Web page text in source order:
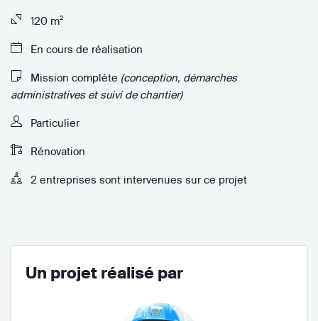
120 m²
En cours de réalisation
Mission complète (conception, démarches
administratives et suivi de chantier)
Particulier
Rénovation
2 entreprises sont intervenues sur ce projet
Un projet réalisé par